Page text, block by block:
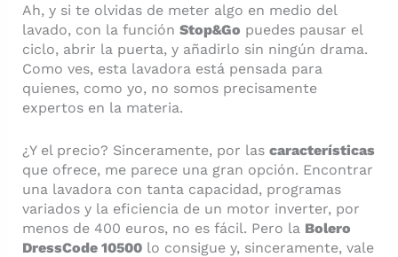
Ah, y si te olvidas de meter algo en medio del
lavado, con la función Stop&Go puedes pausar el
ciclo, abrir la puerta, y añadirlo sin ningún drama.
Como ves, esta lavadora está pensada para
quienes, como yo, no somos precisamente
expertos en la materia.
¿Y el precio? Sinceramente, por las características
que ofrece, me parece una gran opción. Encontrar
una lavadora con tanta capacidad, programas
variados y la eficiencia de un motor inverter, por
menos de 400 euros, no es fácil. Pero la Bolero
DressCode 10500lo consigue y, sinceramente, vale